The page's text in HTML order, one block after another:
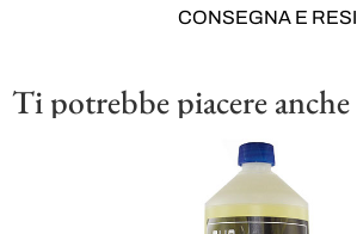
CONSEGNA E RESI
Ti potrebbe piacere anche